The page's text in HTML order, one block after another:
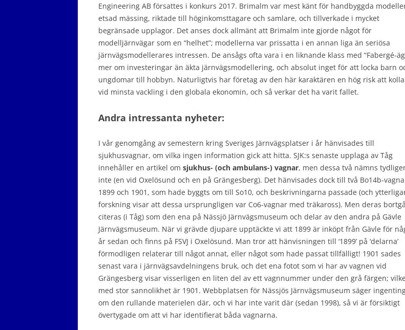
Engineering AB försattes i konkurs 2017. Brimalm var mest känt för handbyggda
etsad mässing, riktade till höginkomsttagare och samlare, och tillverkade i mycket
begränsade upplagor. Det anses dock allmänt att Brimalm inte gjorde något för
modelljärnvägar som en “helhet”; modellerna var prissatta i en annan liga än seriösa
järnvägsmodellerares intressen. De ansågs ofta vara i en liknande klass med “Fabergé-
mer om investeringar än äkta järnvägsmodellering, och absolut inget för att locka barn
ungdomar till hobbyn. Naturligtvis har företag av den här karaktären en hög risk att
vid minsta vackling i den globala ekonomin, och så verkar det ha varit fallet.
Andra intressanta nyheter:
I vår genomgång av semestern kring Sveriges Järnvägsplatser i år hänvisades till
sjukhusvagnar, om vilka ingen information gick att hitta. SJK:s senaste upplaga av Tåg
innehåller en artikel om sjukhus- (och ambulans-) vagnar, men dessa två nämns
inte (en vid Oxelösund och en på Grängesberg). Det hänvisades dock till två Bo14b-
1899 och 1901, som hade byggts om till So10, och beskrivningarna passade (och
forskning visar att dessa ursprungligen var Co6-vagnar med träkaross). Men deras
citeras (i Tåg) som den ena på Nässjö Järnvägsmuseum och delar av den andra på Gävle
Järnvägsmuseum. När vi grävde djupare upptäckte vi att 1899 är inköpt från Gävle för
år sedan och finns på FSVJ i Oxelösund. Man tror att hänvisningen till ‘1899’ på ‘delarna’
förmodligen relaterar till något annat, eller något som hade passat tillfälligt! 1901 sades
senast vara i järnvägsavdelningens bruk, och det ena fotot som vi har av vagnen vid
Grängesberg visar visserligen en liten del av ett vagnnummer under den grå färgen;
med stor sannolikhet är 1901. Webbplatsen för Nässjös Järnvägsmuseum säger
om den rullande materielen där, och vi har inte varit där (sedan 1998), så vi är försiktigt
övertygade om att vi har identifierat båda vagnarna.